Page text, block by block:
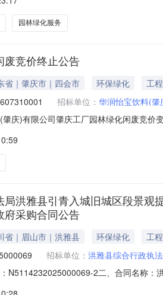
园林绿化服务
废竞价终止公告
省｜肇庆市｜四会市 环保绿化
工程
招标单位： 华润怡宝饮料(肇
庆)有限公司肇庆工厂园林绿化闲废竞
洪雅县引青入城旧城区段景观
府采购合同公告
省｜眉山市｜洪雅县 环保绿化
工程
招标单位： 洪雅县综合行政执
N5114232025000069-2二、合同名称：